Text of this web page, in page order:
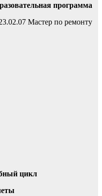
программа
Мастер по ремонту
цикл